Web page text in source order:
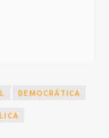
DEMOCRÁTICA